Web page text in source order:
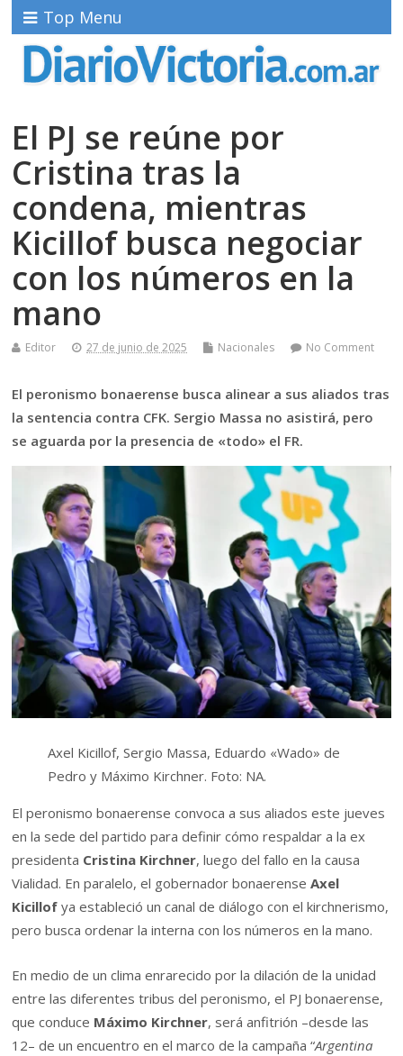
Top Menu
El PJ se reúne por
Cristina tras la
condena, mientras
Kicillof busca negociar
con los números en la
mano
Editor 27 de junio de 2025 Nacionales No Comment
El peronismo bonaerense busca alinear a sus aliados tras
la sentencia contra CFK. Sergio Massa no asistirá, pero
se aguarda por la presencia de «todo» el FR.
Axel Kicillof, Sergio Massa, Eduardo «Wado» de
Pedro y Máximo Kirchner. Foto: NA.
El peronismo bonaerense convoca a sus aliados este jueves
en la sede del partido para definir cómo respaldar a la ex
presidenta Cristina Kirchner, luego del fallo en la causa
Vialidad. En paralelo, el gobernador bonaerense Axel
Kicillof ya estableció un canal de diálogo con el kirchnerismo,
pero busca ordenar la interna con los números en la mano.
En medio de un clima enrarecido por la dilación de la unidad
entre las diferentes tribus del peronismo, el PJ bonaerense,
que conduce Máximo Kirchner, será anfitrión –desde las
12– de un encuentro en el marco de la campaña “Argentina